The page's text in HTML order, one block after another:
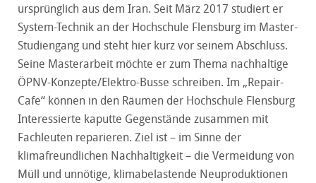
ursprünglich aus dem Iran. Seit März 2017 studiert er
System-Technik an der Hochschule Flensburg im Master-
Studiengang und steht hier kurz vor seinem Abschluss.
Seine Masterarbeit möchte er zum Thema nachhaltige
ÖPNV-Konzepte/Elektro-Busse schreiben. Im „Repair-
Cafe“ können in den Räumen der Hochschule Flensburg
Interessierte kaputte Gegenstände zusammen mit
Fachleuten reparieren. Ziel ist – im Sinne der
klimafreundlichen Nachhaltigkeit – die Vermeidung von
Müll und unnötige, klimabelastende Neuproduktionen